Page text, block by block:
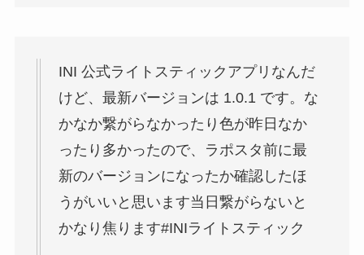
INI 公式ライトスティックアプリなんだ
けど、最新バージョンは 1.0.1 です。な
かなか繋がらなかったり色が昨日なか
ったり多かったので、ラポスタ前に最
新のバージョンになったか確認したほ
うがいいと思います当日繋がらないと
かなり焦ります#INIライトスティック